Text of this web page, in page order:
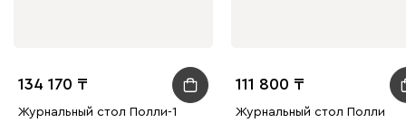
134 170
Журнальный стол Полли-1
111 800
Журнальный стол Полли